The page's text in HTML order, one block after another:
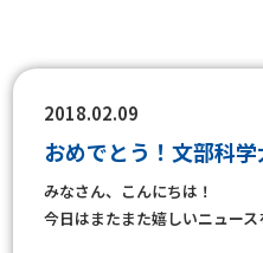
2018.02.09
おめでとう！文部科学
みなさん、こんにちは！
今日はまたまた嬉しいニュース